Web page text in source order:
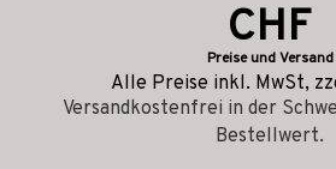
CHF
Preise und Versand
Alle Preise inkl. MwSt,
Versandkostenfrei in der
Bestellwert.